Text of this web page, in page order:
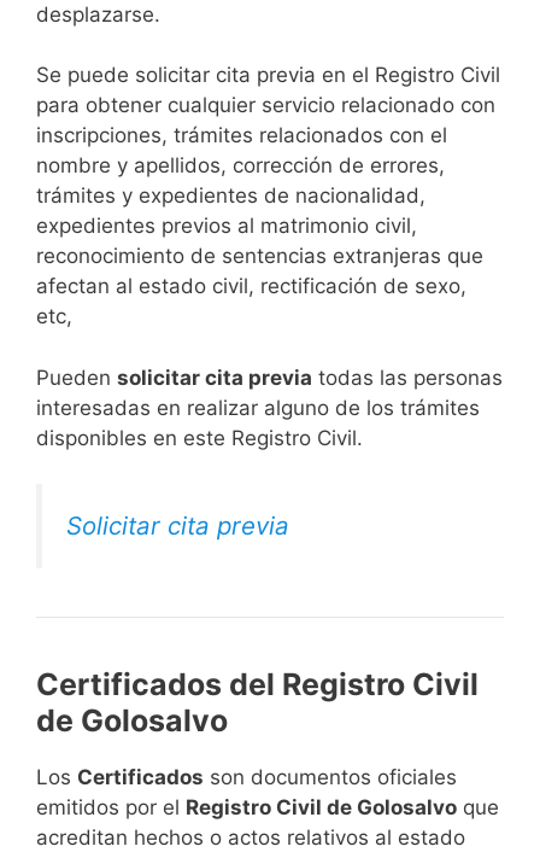
desplazarse.​
Se puede solicitar cita previa en el Registro Civil
para obtener cualquier servicio relacionado con
inscripciones, trámites relacionados con el
nombre y apellidos, corrección de errores,
trámites y expedientes de nacionalidad,
expedientes previos al matrimonio civil,
reconocimiento de sentencias extranjeras que
afectan al estado civil, rectificación de sexo,
etc,
​Pueden solicitar cita previa todas las personas
interesadas en realizar alguno de los trámites
disponibles en este Registro Civil.​
Solicitar cita previa
Certificados del Registro Civil
de Golosalvo
Los Certificados son documentos oficiales
emitidos por el Registro Civil de Golosalvo que
acreditan hechos o actos relativos al estado